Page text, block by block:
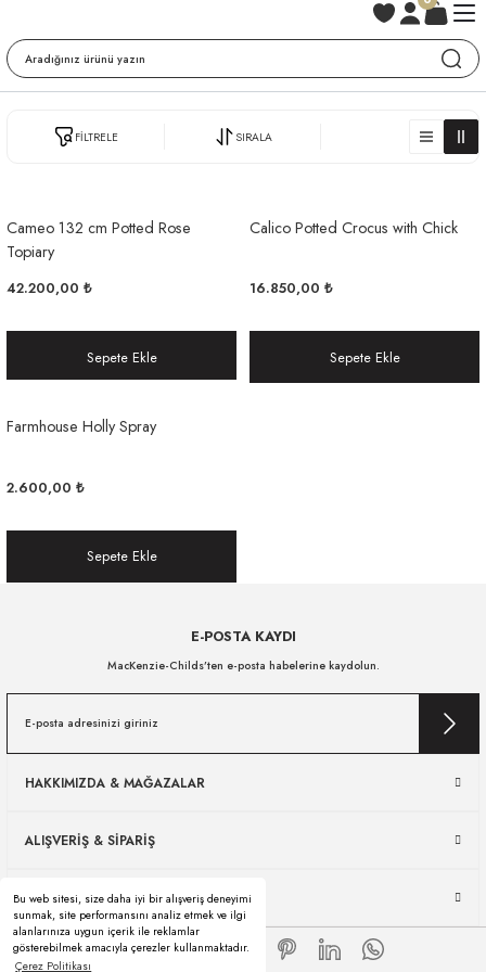
Bu web sitesi, size daha iyi bir alışveriş deneyimi
sunmak, site performansını analiz etmek ve ilgi
alanlarınıza uygun içerik ile reklamlar
gösterebilmek amacıyla çerezler kullanmaktadır.
Çerez Politikası
FİLTRELE SIRALA
Cameo 132 cm Potted Rose
Topiary
42.200,00 ₺
Sepete Ekle
Calico Potted Crocus with Chick
16.850,00 ₺
Sepete Ekle
Farmhouse Holly Spray
2.600,00 ₺
Sepete Ekle
E-POSTA KAYDI
MacKenzie-Childs’ten e-posta habelerine kaydolun.
HAKKIMIZDA & MAĞAZALAR
ALIŞVERİŞ & SİPARİŞ
ÜRÜN KULLANIMI & SERVİS